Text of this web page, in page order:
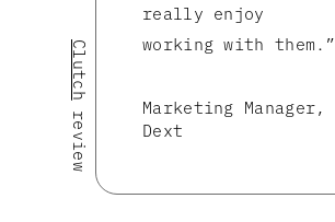
really enjoy
working with them.”
Marketing Manager,
Dext
Clutch
review